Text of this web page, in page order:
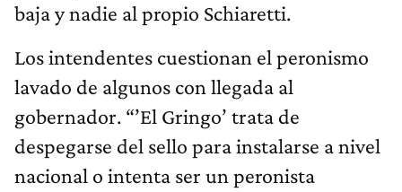
baja y nadie al propio Schiaretti.
Los intendentes cuestionan el peronismo
lavado de algunos con llegada al
gobernador. “’El Gringo’ trata de
despegarse del sello para instalarse a nivel
nacional o intenta ser un peronista